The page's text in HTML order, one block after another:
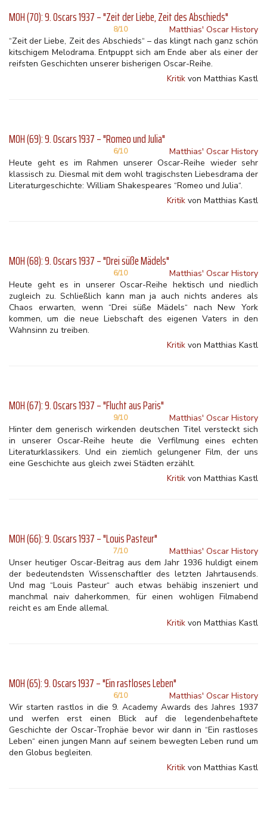
MOH (70): 9. Oscars 1937 – "Zeit der Liebe, Zeit des Abschieds"
8/10
Matthias' Oscar History
“Zeit der Liebe, Zeit des Abschieds“ – das klingt nach ganz schön
kitschigem Melodrama. Entpuppt sich am Ende aber als einer der
reifsten Geschichten unserer bisherigen Oscar-Reihe.
Kritik von Matthias Kastl
MOH (69): 9. Oscars 1937 – "Romeo und Julia"
6/10
Matthias' Oscar History
Heute geht es im Rahmen unserer Oscar-Reihe wieder sehr
klassisch zu. Diesmal mit dem wohl tragischsten Liebesdrama der
Literaturgeschichte: William Shakespeares “Romeo und Julia“.
Kritik von Matthias Kastl
MOH (68): 9. Oscars 1937 – "Drei süße Mädels"
6/10
Matthias' Oscar History
Heute geht es in unserer Oscar-Reihe hektisch und niedlich
zugleich zu. Schließlich kann man ja auch nichts anderes als
Chaos erwarten, wenn “Drei süße Mädels“ nach New York
kommen, um die neue Liebschaft des eigenen Vaters in den
Wahnsinn zu treiben.
Kritik von Matthias Kastl
MOH (67): 9. Oscars 1937 – "Flucht aus Paris"
9/10
Matthias' Oscar History
Hinter dem generisch wirkenden deutschen Titel versteckt sich
in unserer Oscar-Reihe heute die Verfilmung eines echten
Literaturklassikers. Und ein ziemlich gelungener Film, der uns
eine Geschichte aus gleich zwei Städten erzählt.
Kritik von Matthias Kastl
MOH (66): 9. Oscars 1937 – "Louis Pasteur"
7/10
Matthias' Oscar History
Unser heutiger Oscar-Beitrag aus dem Jahr 1936 huldigt einem
der bedeutendsten Wissenschaftler des letzten Jahrtausends.
Und mag “Louis Pasteur“ auch etwas behäbig inszeniert und
manchmal naiv daherkommen, für einen wohligen Filmabend
reicht es am Ende allemal.
Kritik von Matthias Kastl
MOH (65): 9. Oscars 1937 – "Ein rastloses Leben"
6/10
Matthias' Oscar History
Wir starten rastlos in die 9. Academy Awards des Jahres 1937
und werfen erst einen Blick auf die legendenbehaftete
Geschichte der Oscar-Trophäe bevor wir dann in “Ein rastloses
Leben“ einen jungen Mann auf seinem bewegten Leben rund um
den Globus begleiten.
Kritik von Matthias Kastl